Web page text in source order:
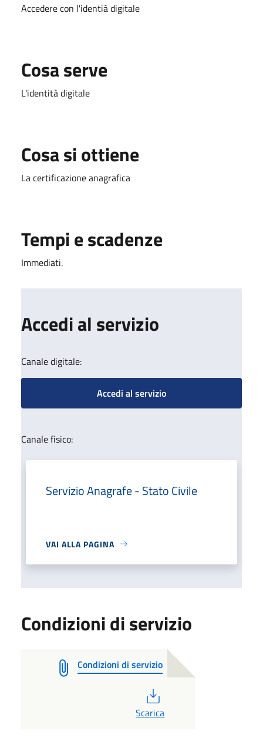
Accedere con l'identià digitale
Cosa serve
L'identità digitale
Cosa si ottiene
La certificazione anagrafica
Tempi e scadenze
Immediati.
Accedi al servizio
Canale digitale:
Accedi al servizio
Canale fisico:
Servizio Anagrafe - Stato Civile
VAI ALLA PAGINA
Condizioni di servizio
Condizioni di servizio
Scarica